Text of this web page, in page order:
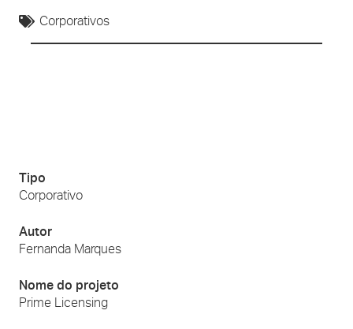
Corporativos
Tipo
Corporativo
Autor
Fernanda Marques
Nome do projeto
Prime Licensing